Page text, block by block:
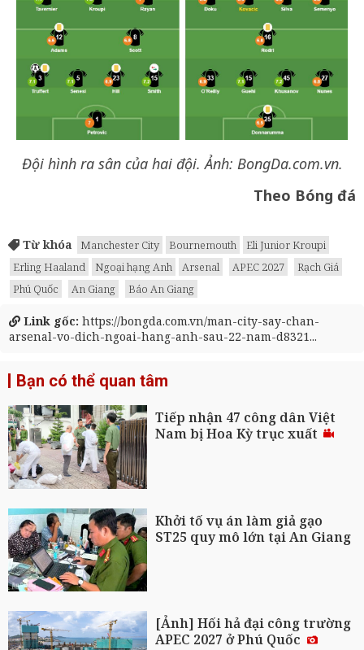
Đội hình ra sân của hai đội. Ảnh: BongDa.com.vn.
Theo Bóng đá
Từ khóa Manchester City Bournemouth
Eli Junior Kroupi
Erling Haaland
Ngoại hạng Anh Arsenal APEC 2027
Rạch Giá
Phú Quốc
An Giang Báo An Giang
Link gốc: https://bongda.com.vn/man-city-say-chan-
arsenal-vo-dich-ngoai-hang-anh-sau-22-nam-d8321...
Bạn có thể quan tâm
Tiếp nhận 47 công dân Việt
Nam bị Hoa Kỳ trục xuất
Khởi tố vụ án làm giả gạo
ST25 quy mô lớn tại An Giang
[Ảnh] Hối hả đại công trường
APEC 2027 ở Phú Quốc